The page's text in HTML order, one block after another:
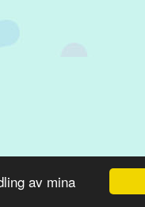
av mina